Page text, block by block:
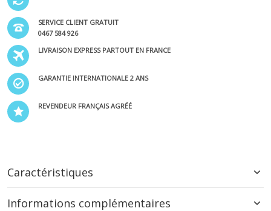
SERVICE CLIENT GRATUIT
0467 584 926
LIVRAISON EXPRESS PARTOUT EN FRANCE
GARANTIE INTERNATIONALE 2 ANS
REVENDEUR FRANÇAIS AGRÉÉ
Caractéristiques
Informations complémentaires